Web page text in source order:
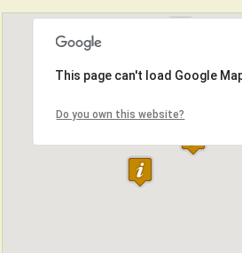
This page can't load Google
Do you own this website?